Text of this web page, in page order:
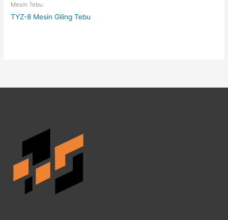
Mesin Tebu
TYZ-8 Mesin Giling Tebu